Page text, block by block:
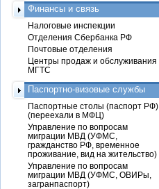
Финансы и связь
Налоговые инспекции
Отделения Сбербанка РФ
Почтовые отделения
Центры продаж и обслуживания
МГТС
Паспортно-визовые службы
Паспортные столы (паспорт РФ)
(переехали в МФЦ)
Управление по вопросам
миграции МВД (УФМС,
гражданство РФ, временное
проживание, вид на жительство)
Управление по вопросам
миграции МВД (УФМС, ОВИРы,
загранпаспорт)